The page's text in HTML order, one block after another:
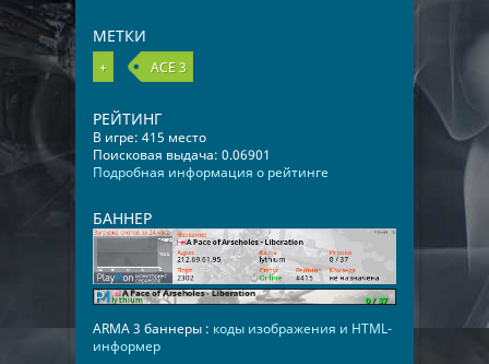
МЕТКИ
+ ​​​​​​​​ACE 3
РЕЙТИНГ
В игре: 415 место
Поисковая выдача: 0.06901
Подробная информация о рейтинге
БАННЕР
ARMA 3 баннеры : коды изображения и HTML-
информер